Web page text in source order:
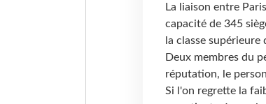
La liaison entre
capacité de 345
la classe
Deux membres du
réputation, le
Si l'on regrette la